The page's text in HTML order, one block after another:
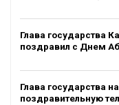
Глава государства
поздравил с Днем
Глава государства
поздравительную